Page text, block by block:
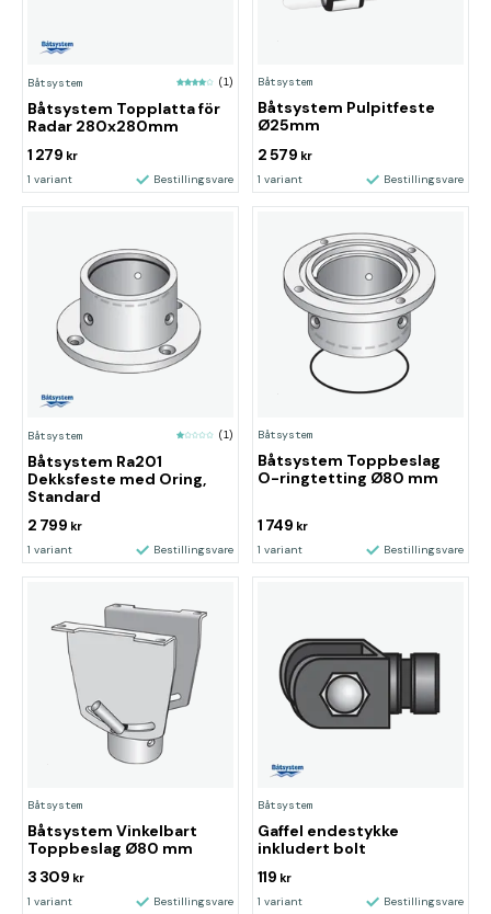
Båtsystem (1)
Båtsystem Topplatta för
Radar 280x280mm
1 279 kr
1 variant Bestillingsvare
Båtsystem
Båtsystem Pulpitfeste
Ø25mm
2 579 kr
1 variant Bestillingsvare
Båtsystem (1)
Båtsystem Ra201
Dekksfeste med Oring,
Standard
2 799 kr
1 variant Bestillingsvare
Båtsystem
Båtsystem Toppbeslag
O-ringtetting Ø80 mm
1 749 kr
1 variant Bestillingsvare
Båtsystem
Båtsystem Vinkelbart
Toppbeslag Ø80 mm
3 309 kr
1 variant Bestillingsvare
Båtsystem
Gaffel endestykke
inkludert bolt
119 kr
1 variant Bestillingsvare